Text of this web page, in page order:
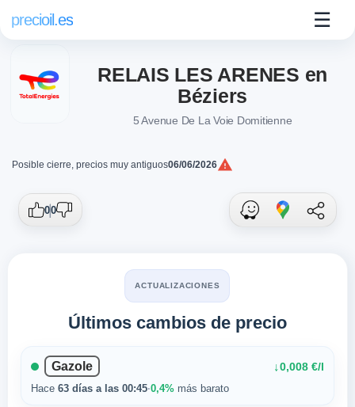
precioil.es ☰
RELAIS LES ARENES en
Béziers
5 Avenue De La Voie Domitienne
Posible cierre, precios muy antiguos06/06/2026
Precios actuales de combustibles en
00
ACTUALIZACIONES
Últimos cambios de precio
Gazole ↓0,008 €/l
Hace 63 días a las 00:45·0,4%más barato